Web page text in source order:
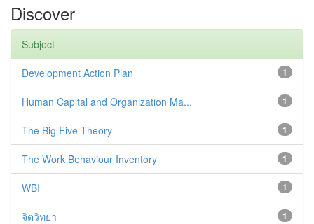
Discover
Subject
1
Development Action Plan
1
Human Capital and Organization Ma...
1
The Big Five Theory
1
The Work Behaviour Inventory
1
WBI
1
จิตวิทยา